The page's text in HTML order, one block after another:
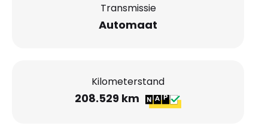
Transmissie
Automaat
Kilometerstand
208.529 km